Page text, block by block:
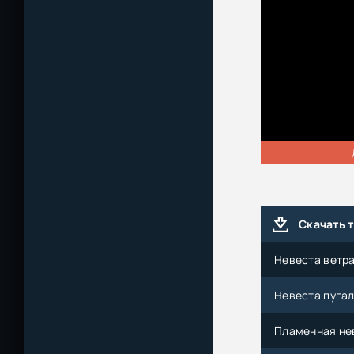
Скачать
Невеста
Невеста
Пламенная